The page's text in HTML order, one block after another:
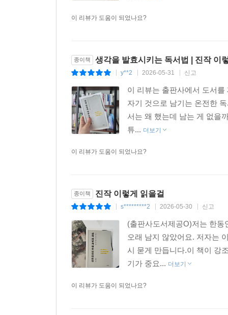
이 리뷰가 도움이 되었나요?
종이책 생각을 발효시키는 독서법 | 진작 이
y**2 2026-05-31 신고
이 리뷰는 출판사에서 도서
자기 것으로 남기는 온전한
서는 왜 했는데 남는 게 없을
튜... 더보기
이 리뷰가 도움이 되었나요?
종이책 진작 이렇게 읽을걸
s*********2 2026-05-30 신고
(출판사도서제공O)저는 한
오래 남지 않았어요. 저자는
시 묻게 만듭니다.이 책이 강
기가 중요... 더보기
이 리뷰가 도움이 되었나요?